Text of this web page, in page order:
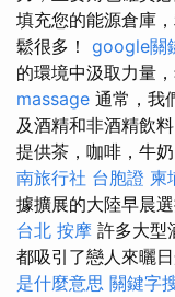
填充您的能源倉庫
鬆很多！ google關
的環境中汲取力量
massage 通常，我
及酒精和非酒精飲
提供茶，咖啡，牛
南旅行社 台胞證 柬
據擴展的大陸早晨
台北 按摩 許多大型
都吸引了戀人來曬
是什麼意思 關鍵字